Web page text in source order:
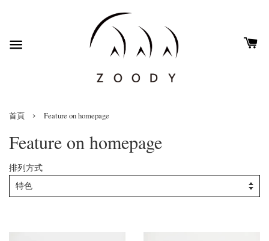
首頁 › Feature on homepage
Feature on homepage
排列方式